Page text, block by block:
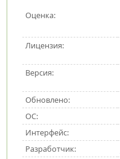
Оценка:
Лицензия:
Версия:
Обновлено:
ОС:
Интерфейс:
Разработчик: